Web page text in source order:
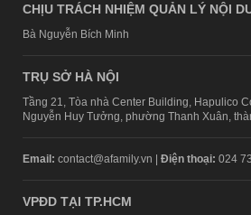
CHỊU TRÁCH NHIỆM QUẢN LÝ NỘI
Bà Nguyễn Bích Minh
TRỤ SỞ HÀ NỘI
Tầng 21, Tòa nhà Center Building, Hapulico
Nguyễn Huy Tưởng, phường Thanh Xuân,
Email: contact@afamily.vn | Điện thoại: 024
VPĐD TẠI TP.HCM